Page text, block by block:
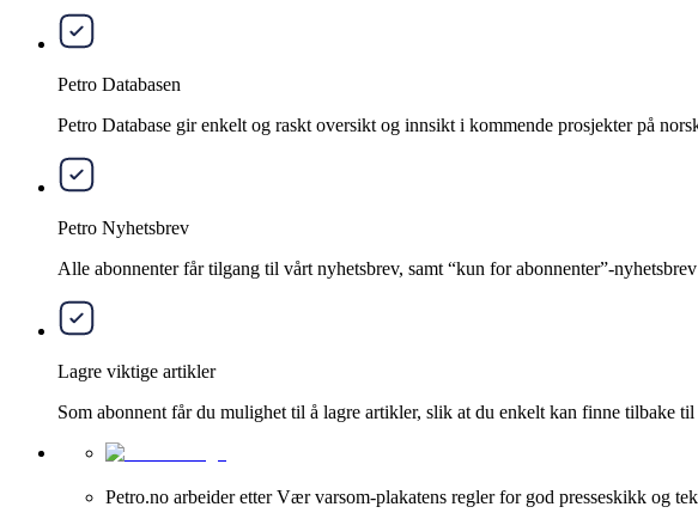
Petro Databasen
Petro Database gir enkelt og raskt oversikt og innsikt i kommende prosjekter på
Petro Nyhetsbrev
Alle abonnenter får tilgang til vårt nyhetsbrev, samt “kun for abonnenter”-
Lagre viktige artikler
Som abonnent får du mulighet til å lagre artikler, slik at du enkelt kan finne tilbake til
Petro.no arbeider etter Vær varsom-plakatens regler for god presseskikk og